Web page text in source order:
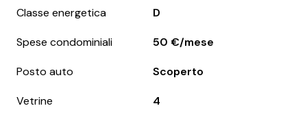
Classe energetica D
Spese condominiali 50 €/mese
Posto auto Scoperto
Vetrine 4